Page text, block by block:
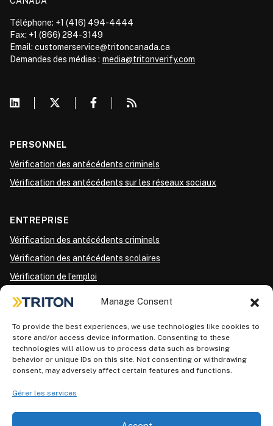
Manage Consent
To provide the best experiences, we use technologies like cookies to
store and/or access device information. Consenting to these
technologies will allow us to process data such as browsing
behavior or unique IDs on this site. Not consenting or withdrawing
consent, may adversely affect certain features and functions.
Gérer les services
Téléphone: +1 (416) 494-4444
Fax: +1 (866) 284-3149
Email: customerservice@tritoncanada.ca
Demandes des médias : media@tritonverify.com
PERSONNEL
Vérification des antécédents criminels
Vérification des antécédents sur les réseaux sociaux
ENTREPRISE
Vérification des antécédents criminels
Vérification des antécédents scolaires
Vérification de l’emploi
Résumé des pilotes
Intégration ATS
Vérification des médias sociaux